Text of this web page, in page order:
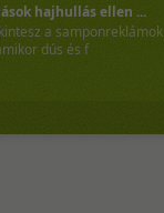
hajhullás ellen ...
a samponreklámok
dús és f